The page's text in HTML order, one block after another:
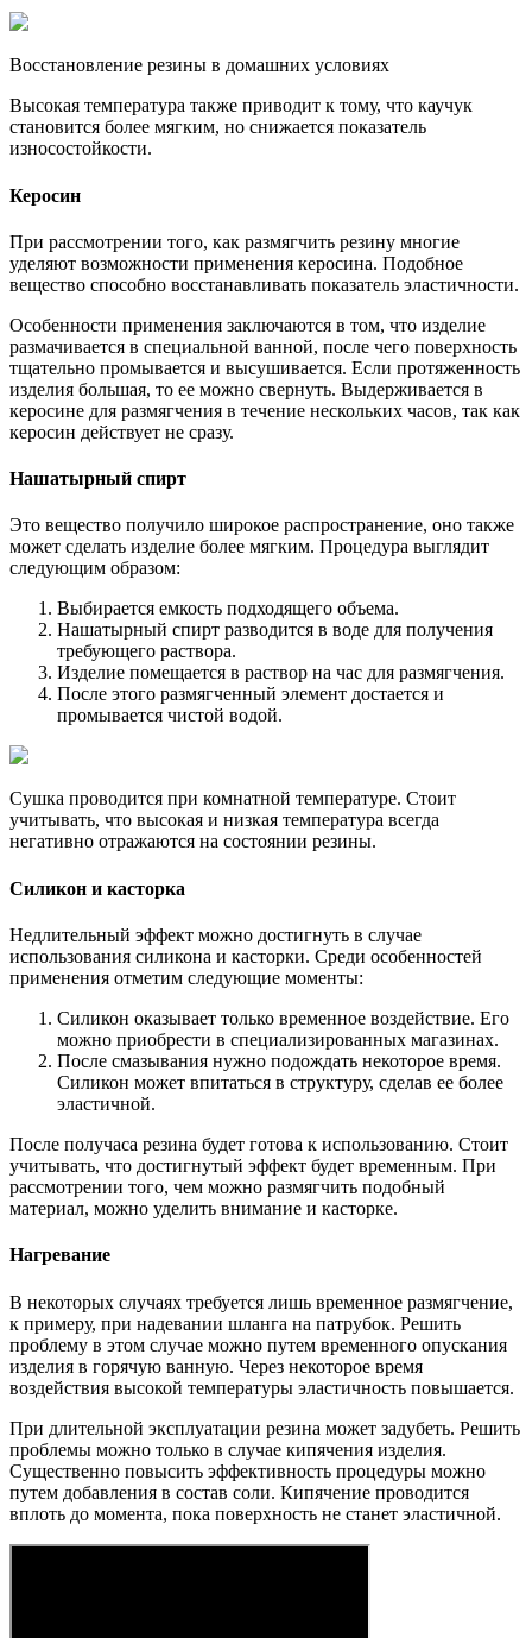
Восстановление резины в домашних условиях
Высокая температура также приводит к тому, что каучук
становится более мягким, но снижается показатель
износостойкости.
Керосин
При рассмотрении того, как размягчить резину многие
уделяют возможности применения керосина. Подобное
вещество способно восстанавливать показатель эластичности.
Особенности применения заключаются в том, что изделие
размачивается в специальной ванной, после чего поверхность
тщательно промывается и высушивается. Если протяженность
изделия большая, то ее можно свернуть. Выдерживается в
керосине для размягчения в течение нескольких часов, так как
керосин действует не сразу.
Нашатырный спирт
Это вещество получило широкое распространение, оно также
может сделать изделие более мягким. Процедура выглядит
следующим образом:
Выбирается емкость подходящего объема.
Нашатырный спирт разводится в воде для получения
требующего раствора.
Изделие помещается в раствор на час для размягчения.
После этого размягченный элемент достается и
промывается чистой водой.
Сушка проводится при комнатной температуре. Стоит
учитывать, что высокая и низкая температура всегда
негативно отражаются на состоянии резины.
Силикон и касторка
Недлительный эффект можно достигнуть в случае
использования силикона и касторки. Среди особенностей
применения отметим следующие моменты:
Силикон оказывает только временное воздействие. Его
можно приобрести в специализированных магазинах.
После смазывания нужно подождать некоторое время.
Силикон может впитаться в структуру, сделав ее более
эластичной.
После получаса резина будет готова к использованию. Стоит
учитывать, что достигнутый эффект будет временным. При
рассмотрении того, чем можно размягчить подобный
материал, можно уделить внимание и касторке.
Нагревание
В некоторых случаях требуется лишь временное размягчение,
к примеру, при надевании шланга на патрубок. Решить
проблему в этом случае можно путем временного опускания
изделия в горячую ванную. Через некоторое время
воздействия высокой температуры эластичность повышается.
При длительной эксплуатации резина может задубеть. Решить
проблемы можно только в случае кипячения изделия.
Существенно повысить эффективность процедуры можно
путем добавления в состав соли. Кипячение проводится
вплоть до момента, пока поверхность не станет эластичной.